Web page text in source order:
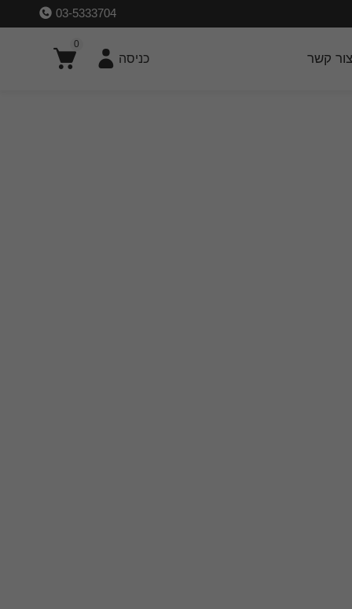
03-5333704
צור קשר
0
כניסה